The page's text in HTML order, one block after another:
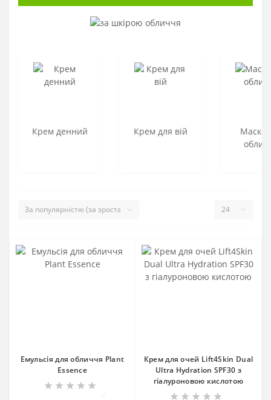
Крем денний Крем для вій
Маска
Емульсія для обличчя Plant
Essence
Крем для очей Lift4Skin Dual
Ultra Hydration SPF30 з
гіалуроновою кислотою